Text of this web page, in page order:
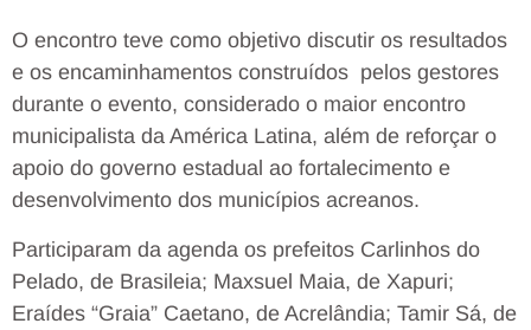
O encontro teve como objetivo discutir os resultados
e os encaminhamentos construídos pelos gestores
durante o evento, considerado o maior encontro
municipalista da América Latina, além de reforçar o
apoio do governo estadual ao fortalecimento e
desenvolvimento dos municípios acreanos.
Participaram da agenda os prefeitos Carlinhos do
Pelado, de Brasileia; Maxsuel Maia, de Xapuri;
Eraídes “Graia” Caetano, de Acrelândia; Tamir Sá, de